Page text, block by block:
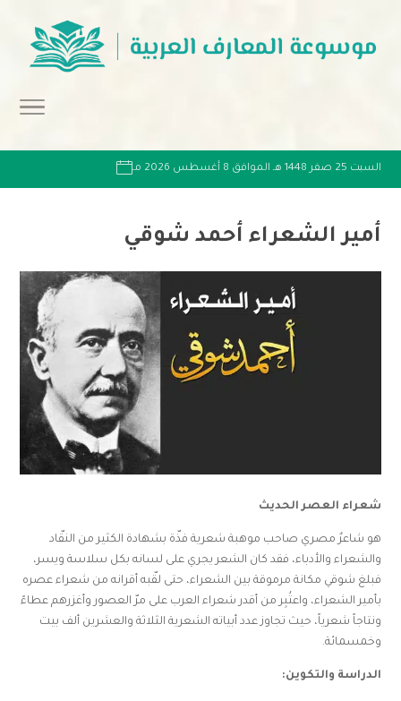
السبت 25 صفر 1448 هـ الموافق 8 أغسطس 2026 مـ
أمير الشعراء أحمد شوقي
شعراء العصر الحديث
هو شاعرٌ مصري صاحب موهبة شعرية فذّة بشهادة الكثير من النقّاد
والشعراء والأدباء، فقد كان الشعر يجري على لسانه بكل سلاسة ويسر،
فبلغ شوقي مكانة مرموقة بين الشعراء، حتى لقّبه أقرانه من شعراء عصره
بأمير الشعراء، واعتُبِر من أقدر شعراء العرب على مرّ العصور وأغزرهم عطاءً
ونتاجاً شعرياً، حيث تجاوز عدد أبياته الشعرية الثلاثة والعشرين ألف بيت
وخمسمائة.
الدراسة والتكوين: